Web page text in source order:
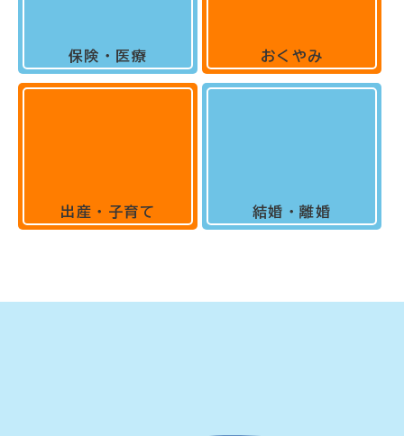
保険・医療
出産・子育て
おくやみ
結婚・離婚